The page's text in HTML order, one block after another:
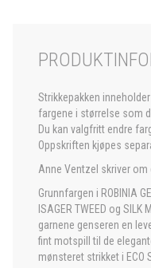
Strikkepakken
fargene i størrelse som
Du kan valgfritt endre
Oppskriften kjøpes
Anne Ventzel skriver om
Grunnfargen i ROBINIA
ISAGER TWEED og
garnene genseren en
fint motspill til de
mønsteret strikket i ECO